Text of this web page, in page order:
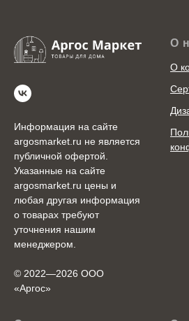
Информация на сайте
argosmarket.ru не является
публичной офертой.
Указанные на сайте
argosmarket.ru цены и
любая другая информация
о товарах требуют
уточнения нашим
менеджером.
© 2022—2026 ООО
«Аргоc»
О
О